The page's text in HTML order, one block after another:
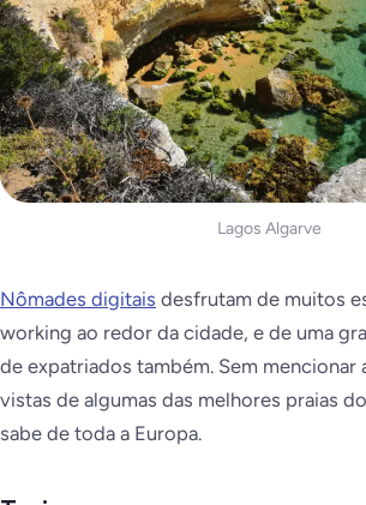
Lagos Algarve
Nômades digitais desfrutam de muitos
working ao redor da cidade, e de uma
de expatriados também. Sem mencionar
vistas de algumas das melhores praias
sabe de toda a Europa.